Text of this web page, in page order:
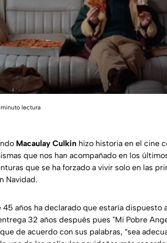
minuto lectura
Macaulay Culkin hizo historia en el cine
que nos han acompañado en los
que se ha forzado a vivir solo en las
Navidad.
años ha declarado que estaría dispuesto
32 años después pues "Mi Pobre
de acuerdo con sus palabras, “sea